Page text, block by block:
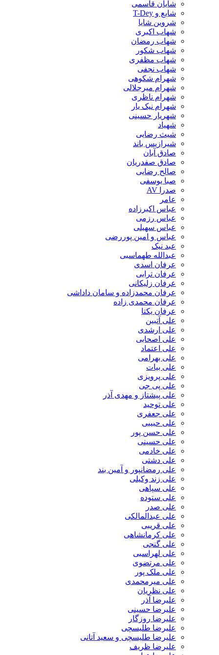
شایان قاسمی
شایع و T-Dey
شروین شایا
شهاب اکبری
شهاب رمضان
شهاب شکور
شهاب مظفری
شهاب نجفی
شهرام شکوهی
شهرام میرجلالی
شهرام ناظری
شهرام نیک یار
شهریار حسینی
شهیاد
شیث رضایی
شیرازیس باند
صادق آبان
صادق صفدریان
صالح رضایی
صبا یوسفی
صدرا AV
عامر
عباس اکبرزاده
عباس رزمی
عباس سهیلی
عباس و امین پوررضی
عبد نیک
عبدالله طهماسبی‎
عرفان اسدی
عرفان ترابی
عرفان زلیکانی
عرفان محمدزاده و سامان داداشی
عرفان محمدی زاده
عرفان یکتا
علی آتبین
علی ارشدی
علی اصحابی
علی اعتماد
علی بهرامی
علی بیات
علی پرویزی
علی پی جی
علی پیشتاز و مهدی آذر
علی توحید
علی جعفری
علی حبیبی
علی حسن پور
علی حسینی
علی خادمی
علی دشتی
علی رمضانپور و آمین بند
علی زند وکیلی
علی سپاهی
علی ستوده
علی صدر
علی عبدالمالکی
علی قریبی
علی کرمانشاهی
علی گنجی
علی لهراسبی
علی مرتضوی
علی ملک پور
علی میرمحمدی
علی نظریان
علیرضا آذر
علیرضا حسینی
علیرضا روزگار
علیرضا طلیسچی
علیرضا طلیسچی و سعید آتانی
علیرضا ظریف